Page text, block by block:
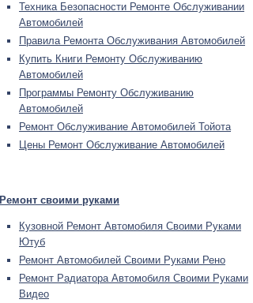
Техника Безопасности Ремонте Обслуживании
Автомобилей
Правила Ремонта Обслуживания Автомобилей
Купить Книги Ремонту Обслуживанию
Автомобилей
Программы Ремонту Обслуживанию
Автомобилей
Ремонт Обслуживание Автомобилей Тойота
Цены Ремонт Обслуживание Автомобилей
Ремонт своими руками
Кузовной Ремонт Автомобиля Своими Руками
Ютуб
Ремонт Автомобилей Своими Руками Рено
Ремонт Радиатора Автомобиля Своими Руками
Видео